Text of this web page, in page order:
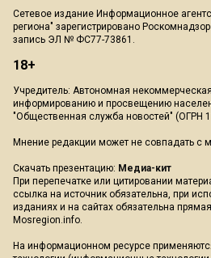
Сетевое издание Информационное
региона" зарегистрировано
запись ЭЛ № ФС77-73861.
18+
Учредитель: Автономная
информированию и просвещению
"Общественная служба новостей" (ОГРН
Мнение редакции может не совпадать с
Скачать презентацию: Медиа-кит
При перепечатке или цитировании
ссылка на источник обязательна, при
изданиях и на сайтах обязательна
Mosregion.info.
На информационном ресурсе